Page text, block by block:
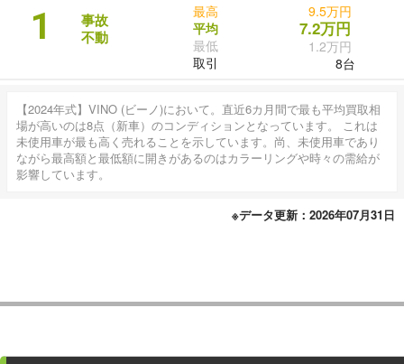
1
事故
不動
最高
平均
最低
取引
9.5万円
7.2万円
1.2万円
8台
【2024年式】VINO (ビーノ)において。直近6カ月間で最も平均買取相
場が高いのは8点（新車）のコンディションとなっています。 これは
未使用車が最も高く売れることを示しています。尚、未使用車であり
ながら最高額と最低額に開きがあるのはカラーリングや時々の需給が
影響しています。
※データ更新：2026年07月31日